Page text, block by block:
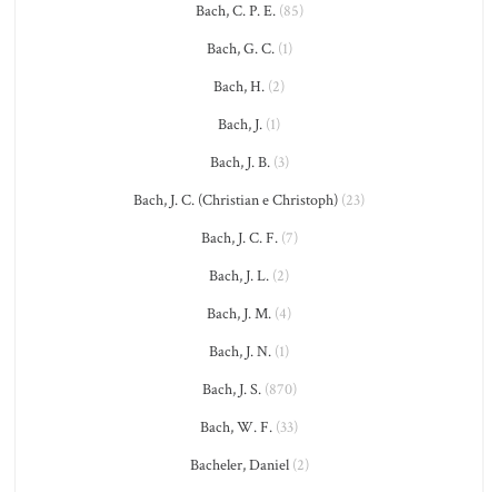
Bach, C. P. E.(85)
Bach, G. C.(1)
Bach, H. (2)
Bach, J. (1)
Bach, J. B.(3)
Bach, J. C. (Christian e Christoph) (23)
Bach, J. C. F.(7)
Bach, J. L. (2)
Bach, J. M. (4)
Bach, J. N. (1)
Bach, J. S.(870)
Bach, W. F. (33)
Bacheler, Daniel(2)